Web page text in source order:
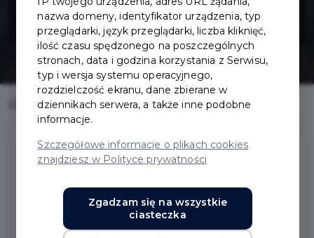
Sportowej
Home Inwestycje Budowa ul. Sportowej
Budowa ul. Sportowej
Zakres prac:
nazwa domeny, identyfikator urządzenia, typ
przeglądarki, język przeglądarki, liczba kliknięć,
ilość czasu spędzonego na poszczególnych
stronach, data i godzina korzystania z Serwisu,
typ i wersja systemu operacyjnego,
rozdzielczość ekranu, dane zbierane w
dziennikach serwera, a także inne podobne
informacje.
Szczegółowe informacje o plikach cookies
znajdziesz w Polityce prywatności
Zgadzam się na wszystkie
ciasteczka